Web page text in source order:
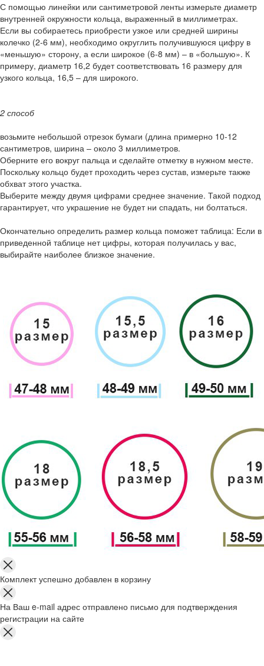
С помощью линейки или сантиметровой ленты измерьте диаметр
внутренней окружности кольца, выраженный в миллиметрах.
Если вы собираетесь приобрести узкое или средней ширины
колечко (2-6 мм), необходимо округлить получившуюся цифру в
«меньшую» сторону, а если широкое (6-8 мм) – в «большую». К
примеру, диаметр 16,2 будет соответствовать 16 размеру для
узкого кольца, 16,5 – для широкого.
2 способ
возьмите небольшой отрезок бумаги (длина примерно 10-12
сантиметров, ширина – около 3 миллиметров.
Оберните его вокруг пальца и сделайте отметку в нужном месте.
Поскольку кольцо будет проходить через сустав, измерьте также
обхват этого участка.
Выберите между двумя цифрами среднее значение. Такой подход
гарантирует, что украшение не будет ни спадать, ни болтаться.
Окончательно определить размер кольца поможет таблица: Если в
приведенной таблице нет цифры, которая получилась у вас,
выбирайте наиболее близкое значение.
Комплект успешно добавлен в корзину
На Ваш e-mail адрес отправлено письмо для подтверждения
регистрации на сайте